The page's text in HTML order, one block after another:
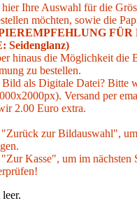
Ihre Auswahl für die
möchten, sowie die
FÜR
Seidenglanz)
hinaus die Möglichkeit die
zu bestellen.
Bild als Digitale Datei? Bitte
Versand per
2.00 Euro extra.
zur Bildauswahl",
Kasse", um im nächsten